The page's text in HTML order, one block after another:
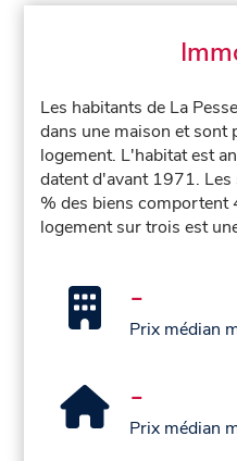
Les habitants de La
dans une maison et
logement. L'habitat est
datent d'avant 1971.
% des biens comportent
logement sur trois est
-
Prix médian
-
Prix médian